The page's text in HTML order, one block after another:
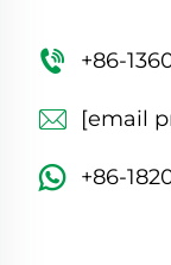
+86-
[email
+86-